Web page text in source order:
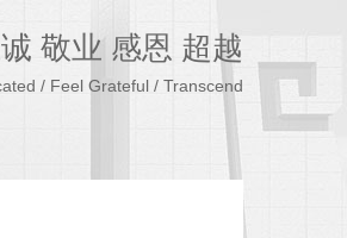
敬业 感恩 超越
/ Feel Grateful / Transcend